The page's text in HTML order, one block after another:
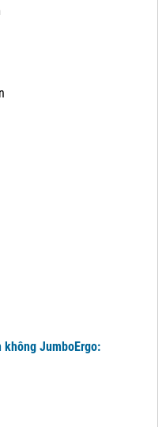
không JumboErgo: